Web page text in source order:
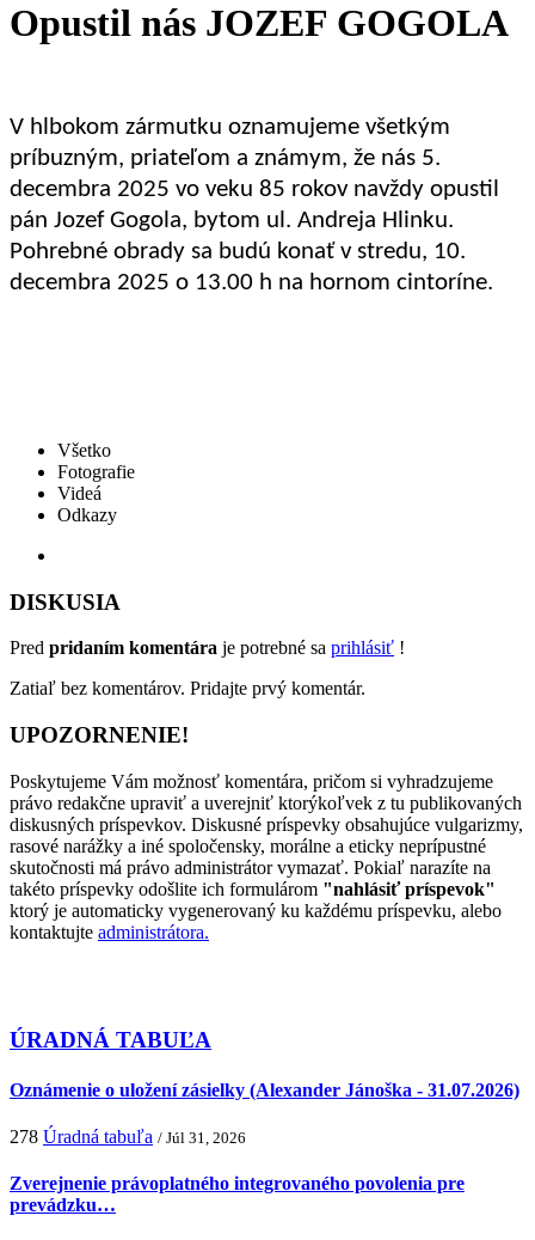
Opustil nás JOZEF GOGOLA
V hlbokom zármutku oznamujeme všetkým
príbuzným, priateľom a známym, že nás 5.
decembra 2025 vo veku 85 rokov navždy opustil
pán Jozef Gogola, bytom ul. Andreja Hlinku.
Pohrebné obrady sa budú konať v stredu, 10.
decembra 2025 o 13.00 h na hornom cintoríne.
Všetko
Fotografie
Videá
Odkazy
DISKUSIA
Pred pridaním komentára je potrebné sa prihlásiť !
Zatiaľ bez komentárov. Pridajte prvý komentár.
UPOZORNENIE!
Poskytujeme Vám možnosť komentára, pričom si vyhradzujeme
právo redakčne upraviť a uverejniť ktorýkoľvek z tu publikovaných
diskusných príspevkov. Diskusné príspevky obsahujúce vulgarizmy,
rasové narážky a iné spoločensky, morálne a eticky neprípustné
skutočnosti má právo administrátor vymazať. Pokiaľ narazíte na
takéto príspevky odošlite ich formulárom "nahlásiť príspevok"
ktorý je automaticky vygenerovaný ku každému príspevku, alebo
kontaktujte administrátora.
ÚRADNÁ TABUĽA
Oznámenie o uložení zásielky (Alexander Jánoška - 31.07.2026)
278 Úradná tabuľa / Júl 31, 2026
Zverejnenie právoplatného integrovaného povolenia pre
prevádzku…